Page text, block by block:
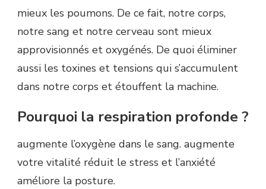
mieux les poumons. De ce fait, notre corps,
notre sang et notre cerveau sont mieux
approvisionnés et oxygénés. De quoi éliminer
aussi les toxines et tensions qui s’accumulent
dans notre corps et étouffent la machine.
Pourquoi la respiration profonde ?
augmente l’oxygène dans le sang. augmente
votre vitalité réduit le stress et l’anxiété
améliore la posture.